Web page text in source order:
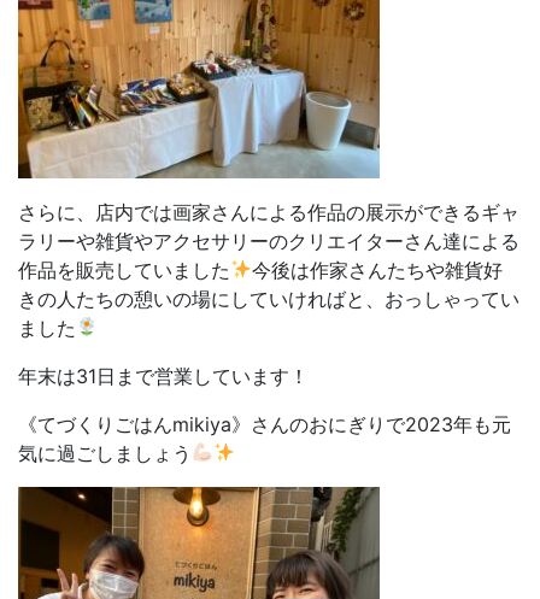
さらに、店内では画家さんによる作品の展示ができるギャ
ラリーや雑貨やアクセサリーのクリエイターさん達による
作品を販売していました
今後は作家さんたちや雑貨好
きの人たちの憩いの場にしていければと、おっしゃってい
ました
年末は31日まで営業しています！
《てづくりごはんmikiya》さんのおにぎりで2023年も元
気に過ごしましょう